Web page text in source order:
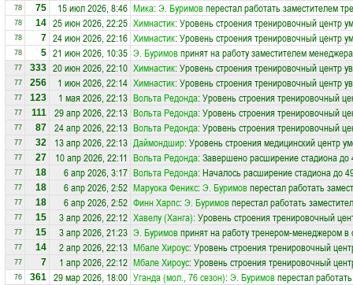
78 75 15 июл 2026, 8:46 Мика: Э. Буримовперестал работать заместителем
78 14 25 июн 2026, 22:25 Химнастик: Уровень строения тренировочный центр
78 7 24 июн 2026, 22:16 Химнастик: Уровень строения тренировочный центр
78 5 21 июн 2026, 10:35 Э. Буримовпринят на работу заместителем
77 333 20 июн 2026, 22:10 Химнастик: Уровень строения тренировочный центр
77 256 1 июн 2026, 22:14 Химнастик: Уровень строения тренировочный центр
77 123 1 мая 2026, 22:13 Вольта Редонда: Уровень строения тренировочный
77 111 29 апр 2026, 22:13 Вольта Редонда: Уровень строения тренировочный
77 87 24 апр 2026, 22:13 Вольта Редонда: Уровень строения тренировочный
77 32 13 апр 2026, 22:13 Даймондшир: Уровень строения медицинский центр
77 27 10 апр 2026, 22:11 Вольта Редонда: Завершено расширение стадиона до
77 18 6 апр 2026, 3:17 Вольта Редонда: Началось расширение стадиона до
77 18 6 апр 2026, 2:52 Маруока Феникс: Э. Буримовперестал работать
77 18 6 апр 2026, 2:52 Финн Харпс: Э. Буримовперестал работать
77 15 3 апр 2026, 22:12 Хавелу (Ханга): Уровень строения тренировочный
77 15 3 апр 2026, 21:23 Э. Буримовпринят на работу тренером-менеджером
77 14 2 апр 2026, 22:13 Мбале Хироус: Уровень строения тренировочный
77 7 1 апр 2026, 22:12 Мбале Хироус: Уровень строения тренировочный
76 361 29 мар 2026, 18:00 Уганда (мол., 76 сезон): Э. Буримовперестал